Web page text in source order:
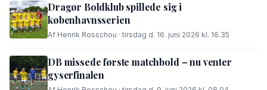
Dragør Boldklub spillede sig i
københavnsserien
Af Henrik Rosschou · tirsdag d. 16. juni 2026 kl. 16.35
DB missede første matchbold – nu venter
gyserfinalen